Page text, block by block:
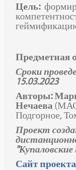
Цель:
Предметная
Сроки
15.03.2023
Авторы:
Нечаева
Подгорное,
Проект
Сайт проекта